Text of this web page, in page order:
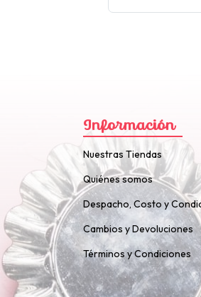
Información
Nuestras Tiendas
Quiénes somos
Despacho, Costo y
Cambios y Devoluciones
Términos y Condiciones